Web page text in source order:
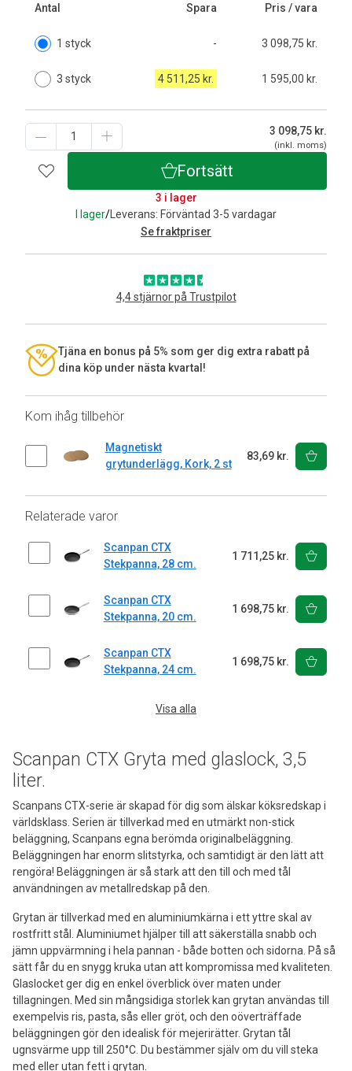
Scanpan CTX Gryta med glaslock, 3,5
liter.
Scanpans CTX-serie är skapad för dig som älskar köksredskap i
världsklass. Serien är tillverkad med en utmärkt non-stick
beläggning, Scanpans egna berömda originalbeläggning.
Beläggningen har enorm slitstyrka, och samtidigt är den lätt att
rengöra! Beläggningen är så stark att den till och med tål
användningen av metallredskap på den.
Grytan är tillverkad med en aluminiumkärna i ett yttre skal av
rostfritt stål. Aluminiumet hjälper till att säkerställa snabb och
jämn uppvärmning i hela pannan - både botten och sidorna. På så
sätt får du en snygg kruka utan att kompromissa med kvaliteten.
Glaslocket ger dig en enkel överblick över maten under
tillagningen. Med sin mångsidiga storlek kan grytan användas till
exempelvis ris, pasta, sås eller gröt, och den oöverträffade
beläggningen gör den idealisk för mejerirätter. Grytan tål
ugnsvärme upp till 250°C. Du bestämmer själv om du vill steka
med eller utan fett i grytan.
Antal Spara Pris / vara
1 styck - 3 098,75 kr.
3 styck 4 511,25 kr. 1 595,00 kr.
3 098,75 kr.
(inkl. moms)
Fortsätt
3 i lager
I lager/ Leverans: Förväntad 3-5 vardagar
Se fraktpriser
4,4 stjärnor på Trustpilot
Tjäna en bonus på 5% som ger dig extra rabatt på
dina köp under nästa kvartal!
Kom ihåg tillbehör
Magnetiskt
grytunderlägg, Kork, 2 st
83,69 kr.
Relaterade varor
Scanpan CTX
Stekpanna, 28 cm.
1 711,25 kr.
Scanpan CTX
Stekpanna, 20 cm.
1 698,75 kr.
Scanpan CTX
Stekpanna, 24 cm.
1 698,75 kr.
Visa alla